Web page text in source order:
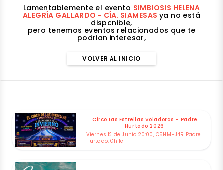
Lamentablemente el evento SIMBIOSIS HELENA
ALEGRÍA GALLARDO - CÍA. SIAMESAS ya no está
disponible,
pero tenemos eventos relacionados que te
podrian interesar,
VOLVER AL INICIO
Circo Las Estrellas Voladoras - Padre
Hurtado 2026
Viernes 12 de Junio 20:00, C5HM+J4R Padre
Hurtado, Chile